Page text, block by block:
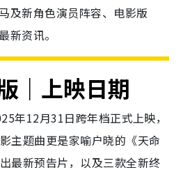
及新角色演员阵容、电影版
新资讯。
｜上映日期
年12月31日跨年档正式上映，
主题曲更是家喻户晓的《天命
最新预告片，以及三款全新终